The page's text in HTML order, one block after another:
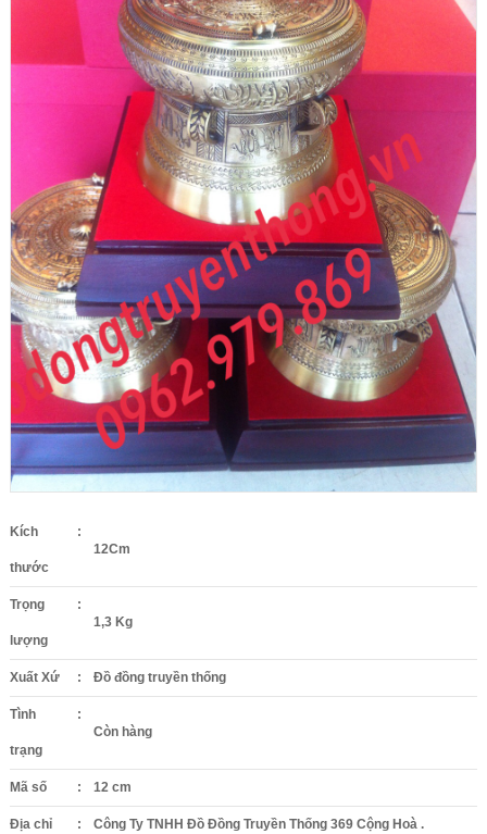
Kích
thước
:
12Cm
Trọng
lượng
:
1,3 Kg
Xuất Xứ : Đồ đồng truyền thống
Tình
trạng
:
Còn hàng
Mã số : 12 cm
Địa chỉ : Công Ty TNHH Đồ Đồng Truyền Thống 369 Cộng Hoà .